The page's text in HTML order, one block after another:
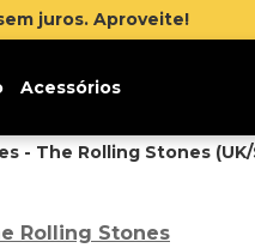
Acessórios
- The Rolling Stones
Rolling Stones